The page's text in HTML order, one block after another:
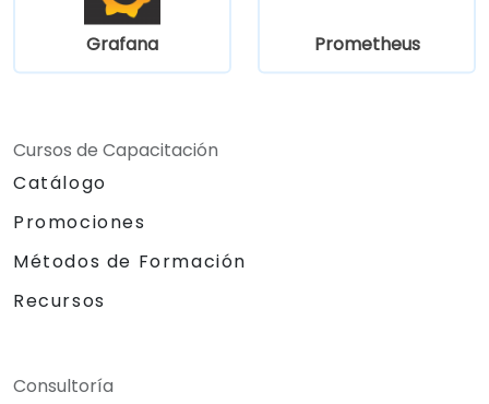
Grafana Prometheus
Cursos de Capacitación
Catálogo
Promociones
Métodos de Formación
Recursos
Consultoría